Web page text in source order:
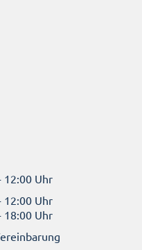
12:00 Uhr
12:00 Uhr
18:00 Uhr